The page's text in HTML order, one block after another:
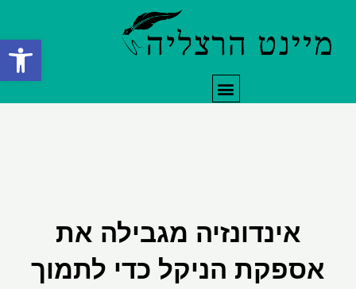
פתח
תפריט
אינדונזיה מגבילה את
אספקת הניקל כדי לתמוך